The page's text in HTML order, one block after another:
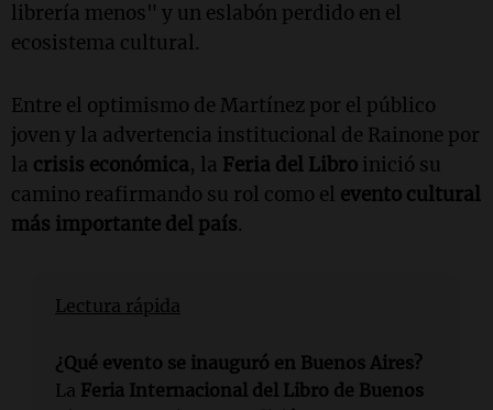
librería menos" y un eslabón perdido en el
ecosistema cultural.
Entre el optimismo de Martínez por el público
joven y la advertencia institucional de Rainone por
la crisis económica, la Feria del Libro inició su
camino reafirmando su rol como el evento cultural
más importante del país.
Lectura rápida
¿Qué evento se inauguró en Buenos Aires?
La Feria Internacional del Libro de Buenos